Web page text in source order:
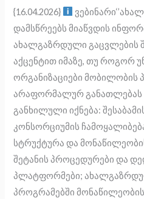
{16.04.2026}
დამსწრეებს მიაწვდის
ახალგაზრდული გაცვლების
აქცენტით იმაზე, თუ როგორ
ორგანიზაციები მობილობის
არაფორმალურ განათლებას
განხილული იქნება:
კონსორციუმის
სტრუქტურა და
შეტანის პროცედურები და
პლატფორმები;
პროგრამებში
ვებინარებზე
ახალგაზრდული
ორგანიზაციებისთვის:
ახალგაზრდული
მობილობა